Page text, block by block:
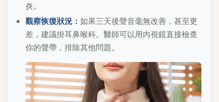
炎。
觀察恢復狀況： 如果三天後聲音毫無改善，甚至更
差，建議掛耳鼻喉科。醫師可以用內視鏡直接檢查
你的聲帶，排除其他問題。